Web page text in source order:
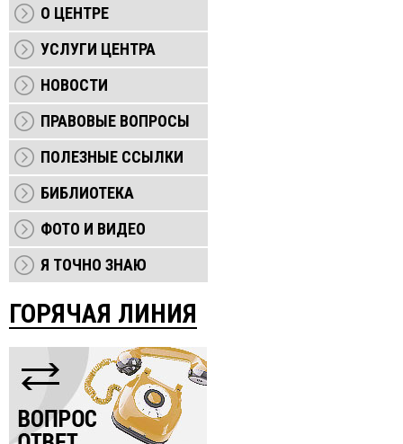
О ЦЕНТРЕ
УСЛУГИ ЦЕНТРА
НОВОСТИ
ПРАВОВЫЕ ВОПРОСЫ
ПОЛЕЗНЫЕ ССЫЛКИ
БИБЛИОТЕКА
ФОТО И ВИДЕО
Я ТОЧНО ЗНАЮ
ГОРЯЧАЯ ЛИНИЯ